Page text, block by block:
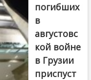
погибших
в
августовс
кой войне
в Грузии
приспуст